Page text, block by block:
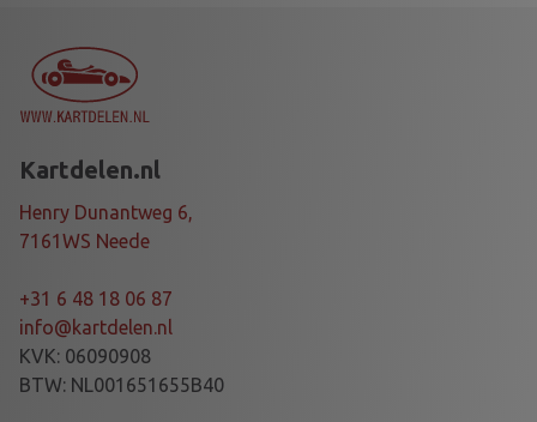
Kartdelen.nl
Henry Dunantweg 6,
7161WS Neede
+31 6 48 18 06 87
info@kartdelen.nl
KVK: 06090908
BTW: NL001651655B40